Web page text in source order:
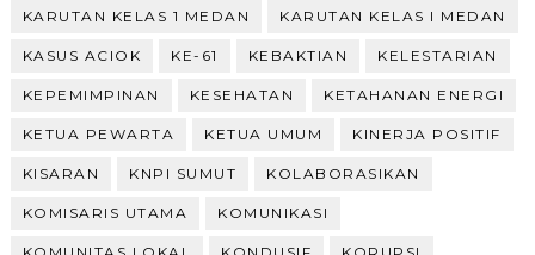
KARUTAN KELAS 1 MEDAN KARUTAN KELAS I MEDAN
KASUS ACIOK KE-61 KEBAKTIAN KELESTARIAN
KEPEMIMPINAN KESEHATAN KETAHANAN ENERGI
KETUA PEWARTA KETUA UMUM KINERJA POSITIF
KISARAN KNPI SUMUT KOLABORASIKAN
KOMISARIS UTAMA KOMUNIKASI